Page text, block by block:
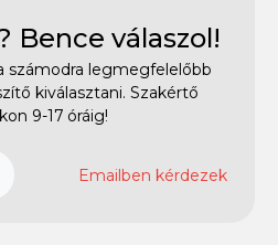
Bence válaszol!
számodra legmegfelelőbb
kiválasztani. Szakértő
9-17 óráig!
Emailben kérdezek